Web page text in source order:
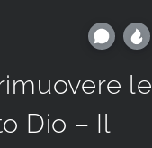
le
Dio – Il